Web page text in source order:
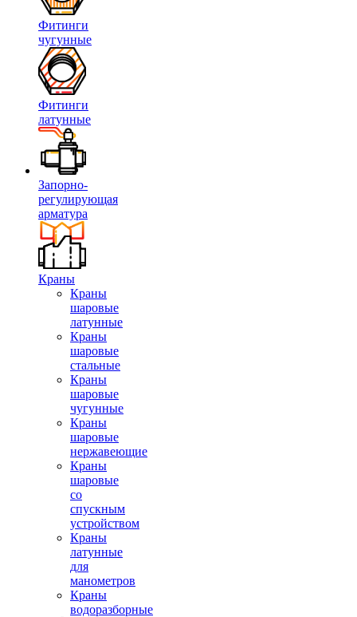
Фитинги
чугунные
Фитинги
латунные
Запорно-
регулирующая
арматура
Краны
Краны
шаровые
латунные
Краны
шаровые
стальные
Краны
шаровые
чугунные
Краны
шаровые
нержавеющие
Краны
шаровые
со
спускным
устройством
Краны
латунные
для
манометров
Краны
водоразборные